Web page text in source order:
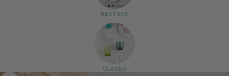
BESTECK
GLÄSER